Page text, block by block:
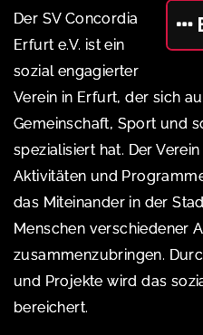
Der SV Concordia
Erfurt e.V. ist ein
sozial engagierter
Verein in Erfurt, der sich
Gemeinschaft, Sport und
spezialisiert hat. Der
Aktivitäten und
das Miteinander in der
Menschen verschiedener
zusammenzubringen.
und Projekte wird das
bereichert.